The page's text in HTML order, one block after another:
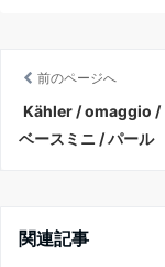
前のページへ
Kähler / omaggio /
ベースミニ / パール
関連記事